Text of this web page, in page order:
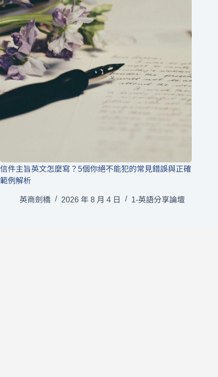
信件主旨英文怎麼寫？5個你絕不能犯的常見錯誤與正確
範例解析
英商劍橋 2026 年 8 月 4 日 1-英語分享論壇